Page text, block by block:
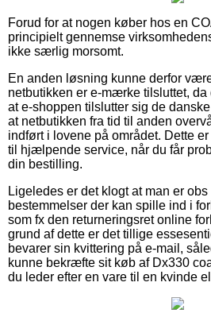
Forud for at nogen køber hos en
principielt gennemse
ikke særlig morsomt.
En anden løsning kunne derfor
netbutikken er e-mærke tilsluttet, da
at e-shoppen tilslutter sig de
at netbutikken fra tid til anden
indført i lovene på området. Dette
til hjælpende service, når du får
din bestilling.
Ligeledes er det klogt at man er
bestemmelser der kan spille ind i
som fx den returneringsret online
grund af dette er det tillige
bevarer sin kvittering på e-mail,
kunne bekræfte sit køb af Dx330
du leder efter en vare til en kvinde